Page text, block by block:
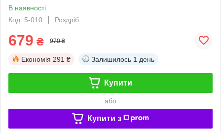
В наявності
Код: 5-010
Роздріб
679 ₴ 970 ₴
Економія 291 ₴ Залишилось 1 день
Купити
або
Купити з